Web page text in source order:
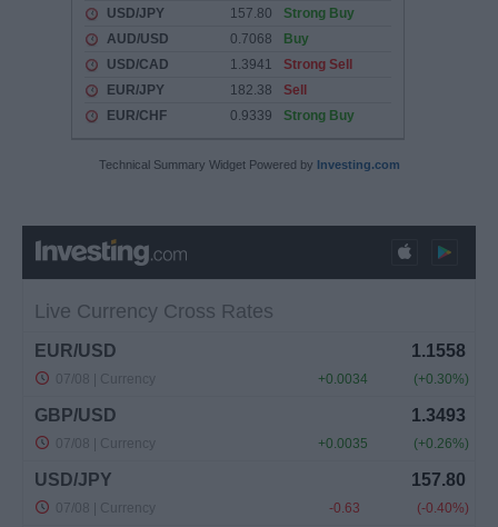
Technical Summary Widget Powered by Investing.com